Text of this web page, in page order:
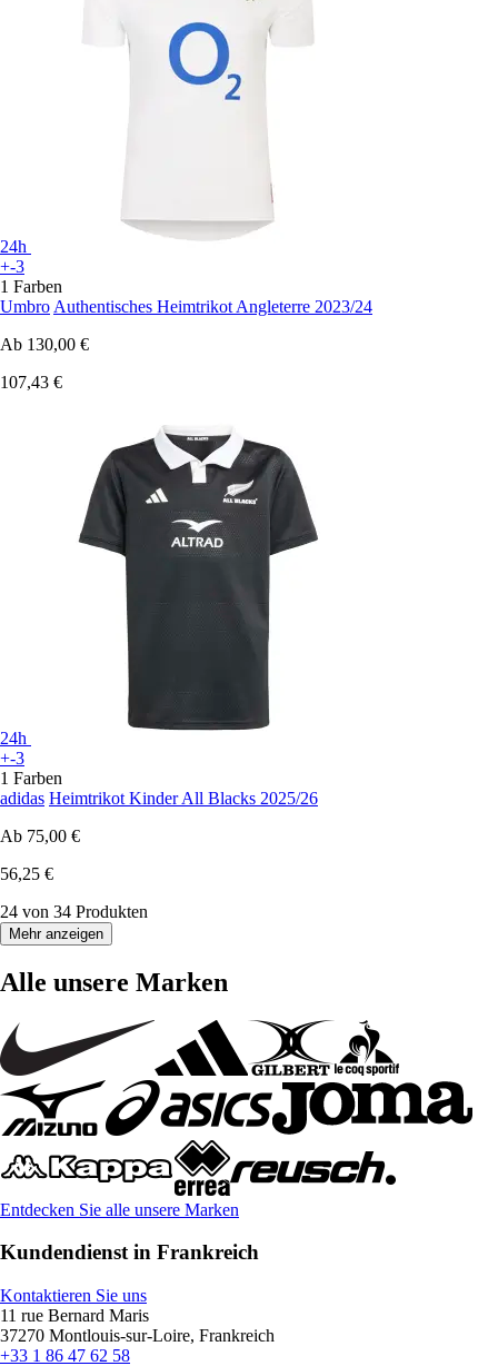
24h
+-3
1 Farben
Umbro Authentisches Heimtrikot Angleterre 2023/24
Ab 130,00 €
107,43 €
24h
+-3
1 Farben
adidas Heimtrikot Kinder All Blacks 2025/26
Ab 75,00 €
56,25 €
24 von 34 Produkten
Mehr anzeigen
Alle unsere Marken
Entdecken Sie alle unsere Marken
Kundendienst in Frankreich
Kontaktieren Sie uns
11 rue Bernard Maris
37270 Montlouis-sur-Loire, Frankreich
+33 1 86 47 62 58